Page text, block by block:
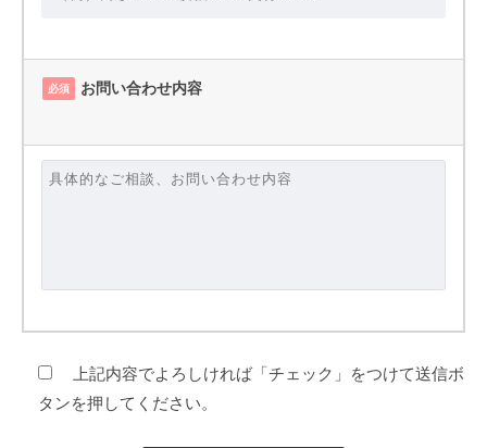
必須 お問い合わせ内容
上記内容でよろしければ「チェック」をつけて送信ボ
タンを押してください。